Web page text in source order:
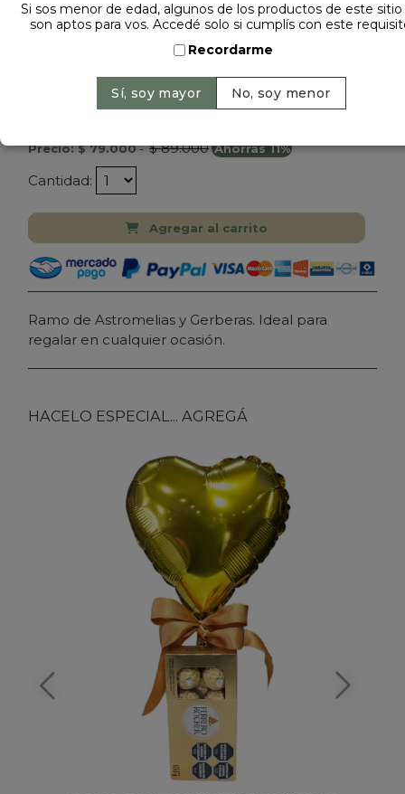
1 opinión +
Dejá tu opinión
RAMO DE FLORES ASTROMELIAS Y GERBERAS
Precio: $ 79.000-$ 89.000 Ahorrás 11%
Cantidad:
Agregar al carrito
Ramo de Astromelias y Gerberas. Ideal para
regalar en cualquier ocasión.
HACELO ESPECIAL... AGREGÁ
Si sos menor de edad, algunos de los productos de este
son aptos para vos. Accedé solo si cumplís con este
Recordarme